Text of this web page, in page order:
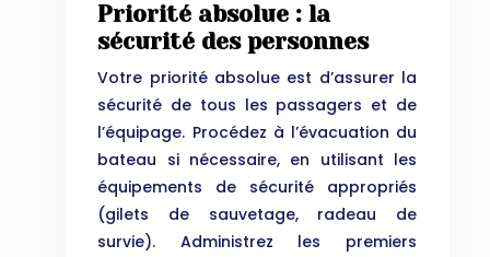
Priorité absolue : la
sécurité des personnes
Votre priorité absolue est d’assurer la
sécurité de tous les passagers et de
l’équipage. Procédez à l’évacuation du
bateau si nécessaire, en utilisant les
équipements de sécurité appropriés
(gilets de sauvetage, radeau de
survie). Administrez les premiers